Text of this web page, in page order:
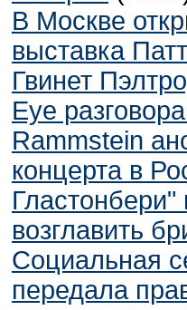
В Москве
выставка
Гвинет
Eye
Rammstein
концерта в
возглавить
Социальная
передала